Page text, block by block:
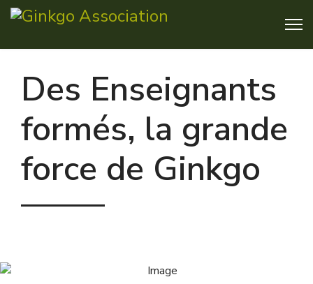
Des Enseignants
formés, la grande
force de Ginkgo